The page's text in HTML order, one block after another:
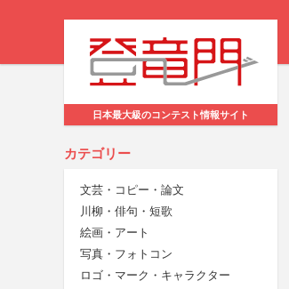
日本最大級のコンテスト情報サイト
カテゴリー
文芸・コピー・論文
川柳・俳句・短歌
絵画・アート
写真・フォトコン
ロゴ・マーク・キャラクター